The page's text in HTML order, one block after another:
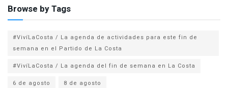
Browse by Tags
#VivíLaCosta / La agenda de actividades para este fin de
semana en el Partido de La Costa
#VivíLaCosta / La agenda del fin de semana en La Costa
6 de agosto
8 de agosto